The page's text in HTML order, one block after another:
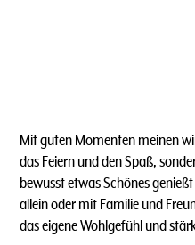
Mit guten Momenten meinen
das Feiern und den Spaß,
bewusst etwas Schönes
allein oder mit Familie und
das eigene Wohlgefühl und